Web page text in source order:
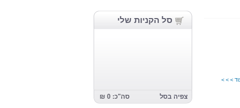
סל הקניות שלי
צפיה בסל סה"כ: 0 ₪
> > >